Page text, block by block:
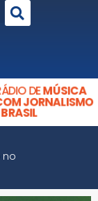
DEMÚSICA
JORNALISMO
no